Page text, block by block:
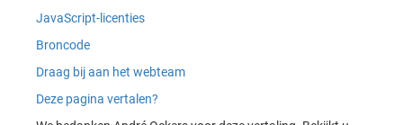
JavaScript-licenties
Broncode
Draag bij aan het webteam
Deze pagina vertalen?